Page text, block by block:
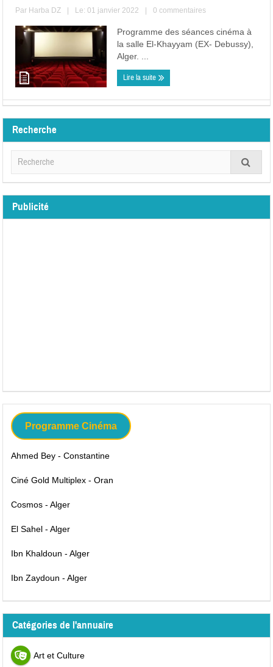
Par Harba DZ Le: 01 janvier 2022 0 commentaires
Programme des séances cinéma à
la salle El-Khayyam (EX- Debussy),
Alger. ...
Lire la suite
Recherche
Publicité
Programme Cinéma
Ahmed Bey - Constantine
Ciné Gold Multiplex - Oran
Cosmos - Alger
El Sahel - Alger
Ibn Khaldoun - Alger
Ibn Zaydoun - Alger
Catégories de l'annuaire
Art et Culture